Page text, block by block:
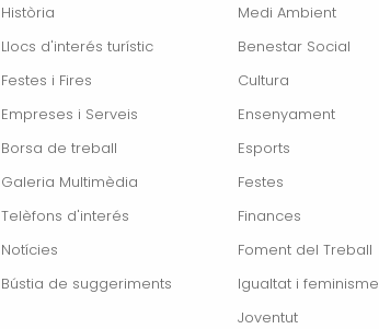
Història
Llocs d'interés turístic
Festes i Fires
Empreses i Serveis
Borsa de treball
Galeria Multimèdia
Telèfons d'interés
Notícies
Bústia de suggeriments
Medi Ambient
Benestar Social
Cultura
Ensenyament
Esports
Festes
Finances
Foment del Treball
Igualtat i feminisme
Joventut